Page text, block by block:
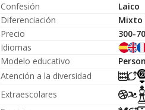
Confesión
Laico
Diferenciación
Mixto
Precio
300-
Idiomas
Modelo educativo
Atención a la diversidad
Extraescolares